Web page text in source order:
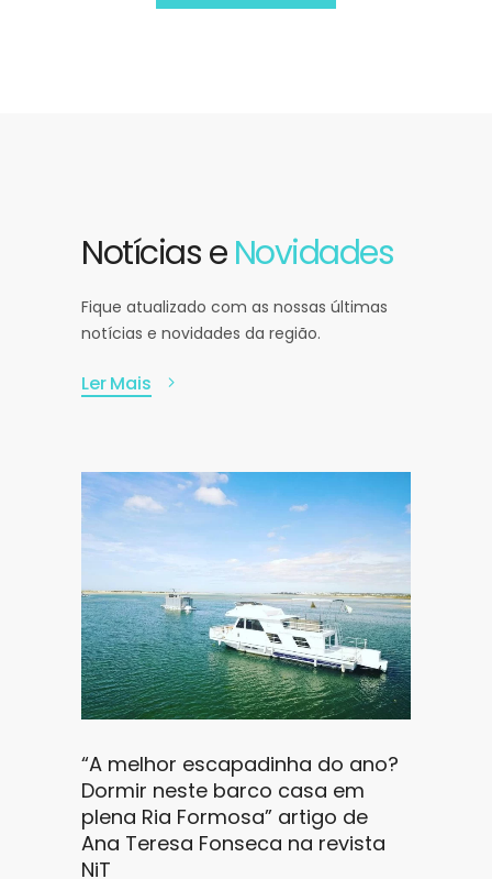
Notícias eNovidades
Fique atualizado com as nossas últimas
notícias e novidades da região.
Ler Mais
“A melhor escapadinha do ano?
Dormir neste barco casa em
plena Ria Formosa” artigo de
Ana Teresa Fonseca na revista
NiT